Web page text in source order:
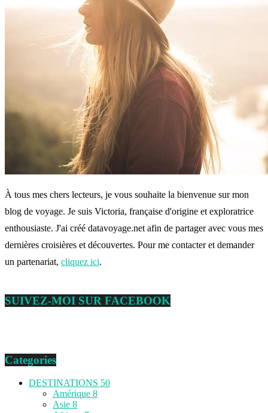
À tous mes chers lecteurs, je vous souhaite la bienvenue sur mon
blog de voyage. Je suis Victoria, française d'origine et exploratrice
enthousiaste. J'ai créé datavoyage.net afin de partager avec vous mes
dernières croisières et découvertes. Pour me contacter et demander
un partenariat, cliquez ici.
SUIVEZ-MOI SUR FACEBOOK
Categories
DESTINATIONS 50
Amérique 8
Asie 8